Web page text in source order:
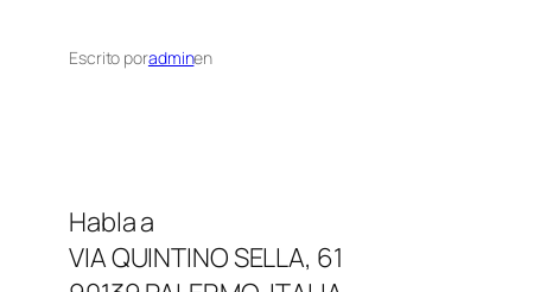
Escrito poradminen
Habla a
VIA QUINTINO SELLA, 61